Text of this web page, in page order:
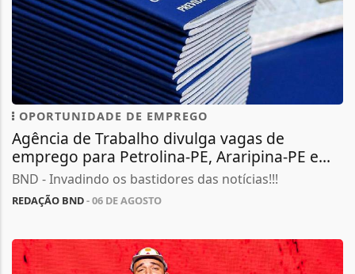
OPORTUNIDADE DE EMPREGO
Agência de Trabalho divulga vagas de
emprego para Petrolina-PE, Araripina-PE e...
BND - Invadindo os bastidores das notícias!!!
REDAÇÃO BND- 06 DE AGOSTO